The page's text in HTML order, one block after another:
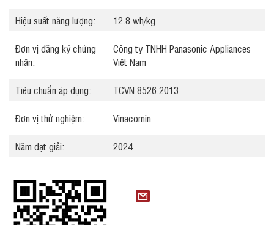
Hiệu suất năng lượng: 12.8 wh/kg
Đơn vị đăng ký chứng
nhận:
Công ty TNHH Panasonic Appliances
Việt Nam
Tiêu chuẩn áp dụng: TCVN 8526:2013
Đơn vị thử nghiệm: Vinacomin
Năm đạt giải: 2024